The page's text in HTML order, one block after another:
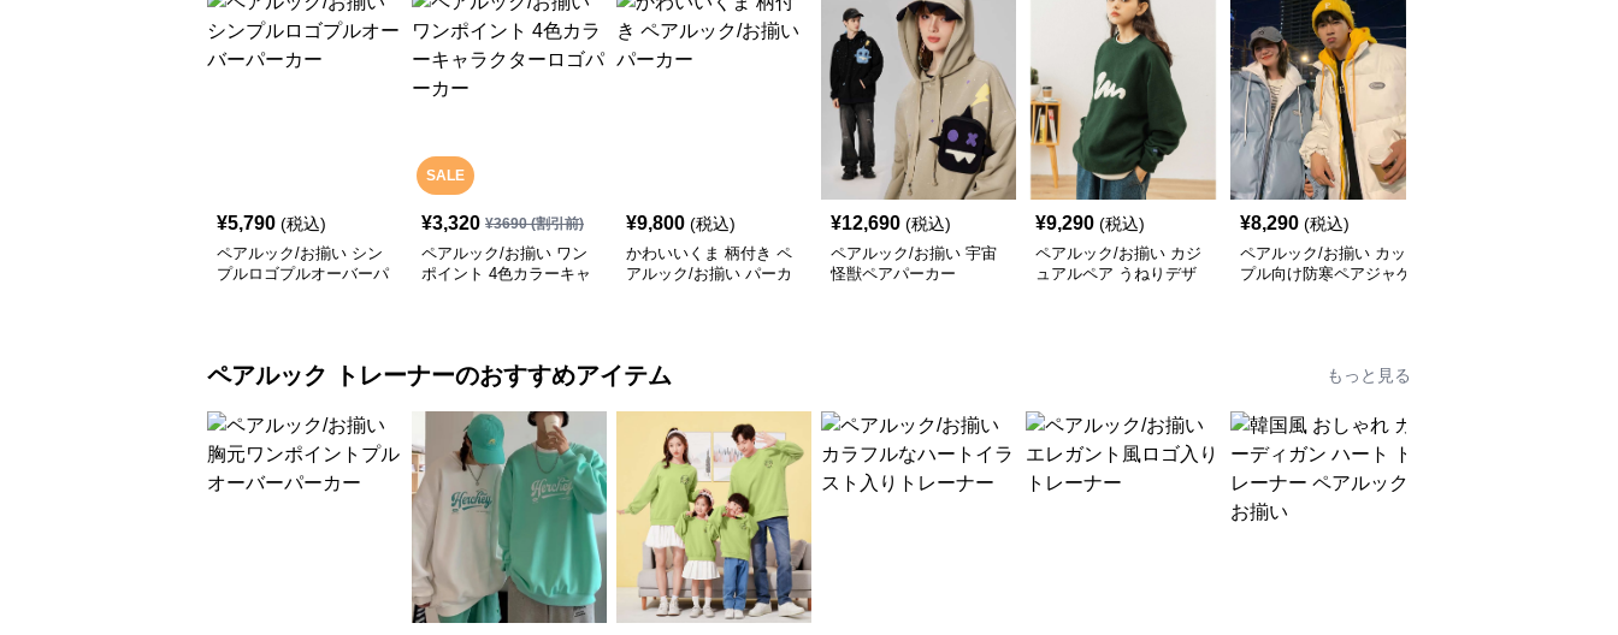
¥5,790 (税込)
ペアルック/お揃い シン
プルロゴプルオーバーパ
SALE
¥3,320 ¥3690(割引前)
ペアルック/お揃い ワン
ポイント 4色カラーキャ
¥9,800 (税込)
かわいいくま 柄付き ペ
アルック/お揃い パーカ
¥12,690 (税込)
ペアルック/お揃い 宇宙
怪獣ペアパーカー
¥9,290 (税込)
ペアルック/お揃い カジ
ュアルペア うねりデザ
¥8,290 (税込)
ペアルック/お揃い カッ
プル向け防寒ペアジャケ
ペアルック トレーナーのおすすめアイテム もっと見る